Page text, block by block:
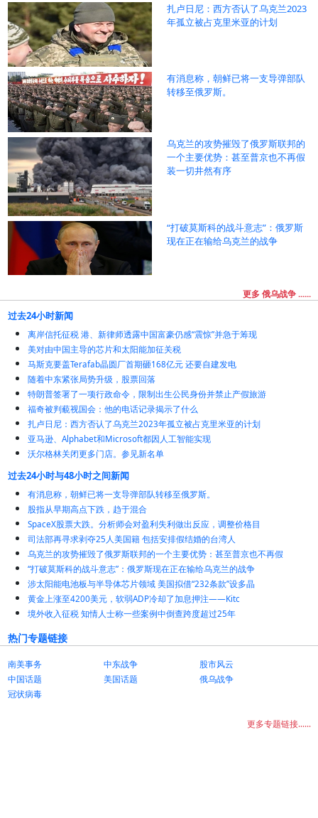
扎卢日尼：西方否认了乌克兰2023
年孤立被占克里米亚的计划
有消息称，朝鲜已将一支导弹部队
转移至俄罗斯。
乌克兰的攻势摧毁了俄罗斯联邦的
一个主要优势：甚至普京也不再假
装一切井然有序
“打破莫斯科的战斗意志”：俄罗斯
现在正在输给乌克兰的战争
更多 俄乌战争 ......
过去24小时新闻
离岸信托征税 港、新律师透露中国富豪仍感“震惊”并急于筹现
美对由中国主导的芯片和太阳能加征关税
马斯克要盖Terafab晶圆厂首期砸168亿元 还要自建发电
随着中东紧张局势升级，股票回落
特朗普签署了一项行政命令，限制出生公民身份并禁止产假旅游
福奇被判藐视国会：他的电话记录揭示了什么
扎卢日尼：西方否认了乌克兰2023年孤立被占克里米亚的计划
亚马逊、Alphabet和Microsoft都因人工智能实现
沃尔格林关闭更多门店。参见新名单
过去24小时与48小时之间新闻
有消息称，朝鲜已将一支导弹部队转移至俄罗斯。
股指从早期高点下跌，趋于混合
SpaceX股票大跌。分析师会对盈利失利做出反应，调整价格目
司法部再寻求剥夺25人美国籍 包括安排假结婚的台湾人
乌克兰的攻势摧毁了俄罗斯联邦的一个主要优势：甚至普京也不再假
“打破莫斯科的战斗意志”：俄罗斯现在正在输给乌克兰的战争
涉太阳能电池板与半导体芯片领域 美国拟借“232条款”设多晶
黄金上涨至4200美元，软弱ADP冷却了加息押注——Kitc
境外收入征税 知情人士称一些案例中倒查跨度超过25年
热门专题链接
南美事务 中东战争
股市风云
中国话题
美国话题
俄乌战争
冠状病毒
更多专题链接......